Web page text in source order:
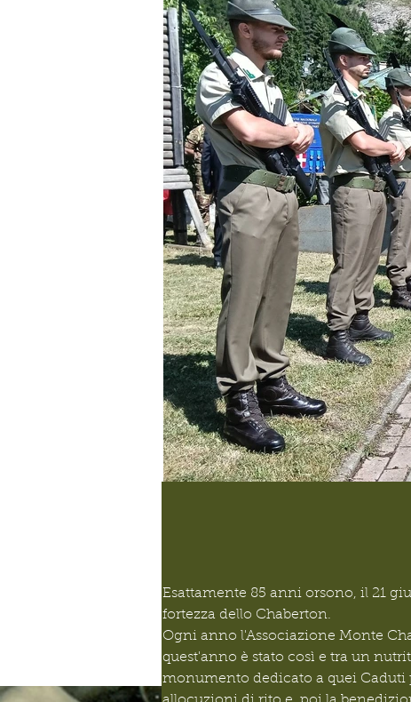
Esattamente 85 anni orsono, il 21
fortezza dello Chaberton.
Ogni anno l'Associazione Monte
quest'anno è stato così e tra un
monumento dedicato a quei Caduti